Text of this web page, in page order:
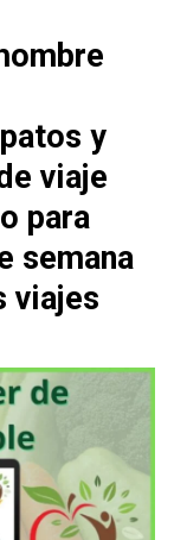
y
viaje
para
semana
viajes